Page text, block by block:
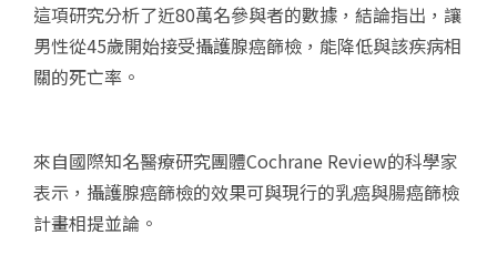
這項研究分析了近80萬名參與者的數據，結論指出，讓
男性從45歲開始接受攝護腺癌篩檢，能降低與該疾病相
關的死亡率。
來自國際知名醫療研究團體Cochrane Review的科學家
表示，攝護腺癌篩檢的效果可與現行的乳癌與腸癌篩檢
計畫相提並論。